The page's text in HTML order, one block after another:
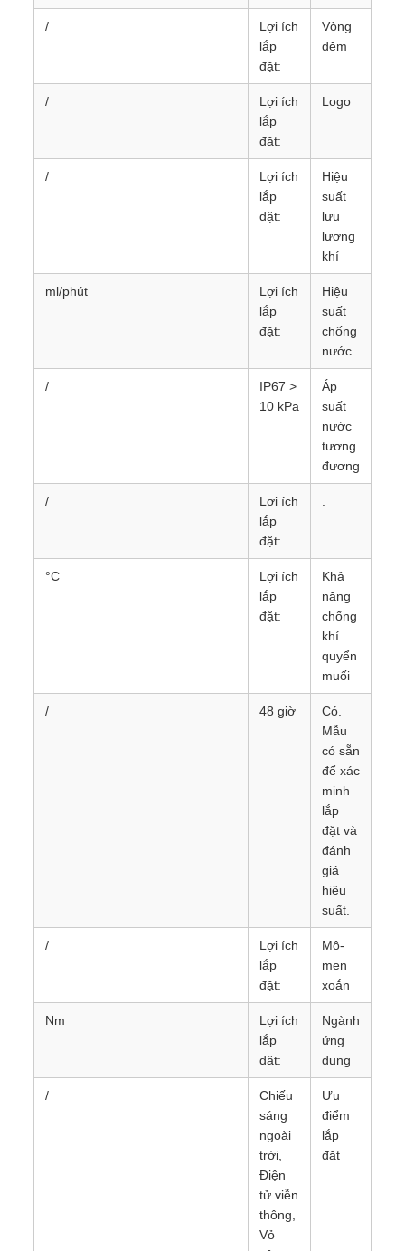
/
Lợi ích
lắp
đặt:
Vòng
đệm
/
Lợi ích
lắp
đặt:
Logo
/
Lợi ích
lắp
đặt:
Hiệu
suất
lưu
lượng
khí
ml/phút
Lợi ích
lắp
đặt:
Hiệu
suất
chống
nước
/
IP67 >
10 kPa
Áp
suất
nước
tương
đương
/
Lợi ích
lắp
đặt:
.
°C
Lợi ích
lắp
đặt:
Khả
năng
chống
khí
quyển
muối
/ 48 giờ
Có.
Mẫu
có sẵn
để xác
minh
lắp
đặt và
đánh
giá
hiệu
suất.
/
Lợi ích
lắp
đặt:
Mô-
men
xoắn
Nm
Lợi ích
lắp
đặt:
Ngành
ứng
dụng
/
Chiếu
sáng
ngoài
trời,
Điện
tử viễn
thông,
Vỏ
Ưu
điểm
lắp
đặt